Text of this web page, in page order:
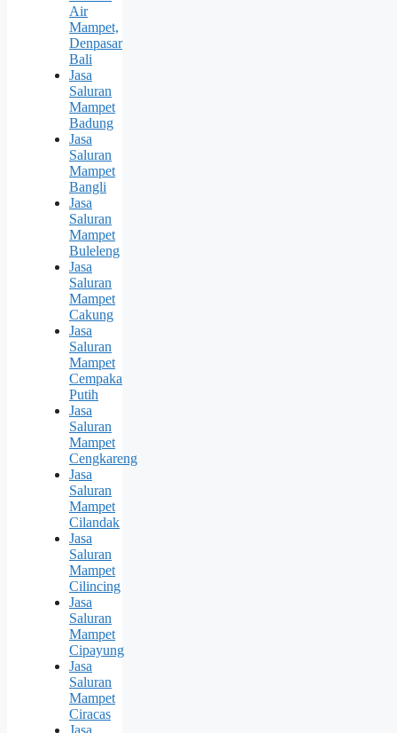
Air
Mampet,
Denpasar
Bali
Jasa
Saluran
Mampet
Badung
Jasa
Saluran
Mampet
Bangli
Jasa
Saluran
Mampet
Buleleng
Jasa
Saluran
Mampet
Cakung
Jasa
Saluran
Mampet
Cempaka
Putih
Jasa
Saluran
Mampet
Cengkareng
Jasa
Saluran
Mampet
Cilandak
Jasa
Saluran
Mampet
Cilincing
Jasa
Saluran
Mampet
Cipayung
Jasa
Saluran
Mampet
Ciracas
Jasa